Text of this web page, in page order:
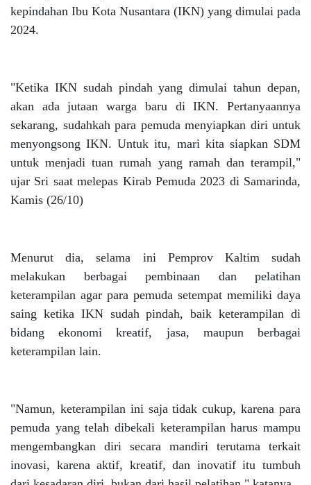
kepindahan Ibu Kota Nusantara (IKN) yang dimulai pada
2024.
"Ketika IKN sudah pindah yang dimulai tahun depan,
akan ada jutaan warga baru di IKN. Pertanyaannya
sekarang, sudahkah para pemuda menyiapkan diri untuk
menyongsong IKN. Untuk itu, mari kita siapkan SDM
untuk menjadi tuan rumah yang ramah dan terampil,"
ujar Sri saat melepas Kirab Pemuda 2023 di Samarinda,
Kamis (26/10)
Menurut dia, selama ini Pemprov Kaltim sudah
melakukan berbagai pembinaan dan pelatihan
keterampilan agar para pemuda setempat memiliki daya
saing ketika IKN sudah pindah, baik keterampilan di
bidang ekonomi kreatif, jasa, maupun berbagai
keterampilan lain.
"Namun, keterampilan ini saja tidak cukup, karena para
pemuda yang telah dibekali keterampilan harus mampu
mengembangkan diri secara mandiri terutama terkait
inovasi, karena aktif, kreatif, dan inovatif itu tumbuh